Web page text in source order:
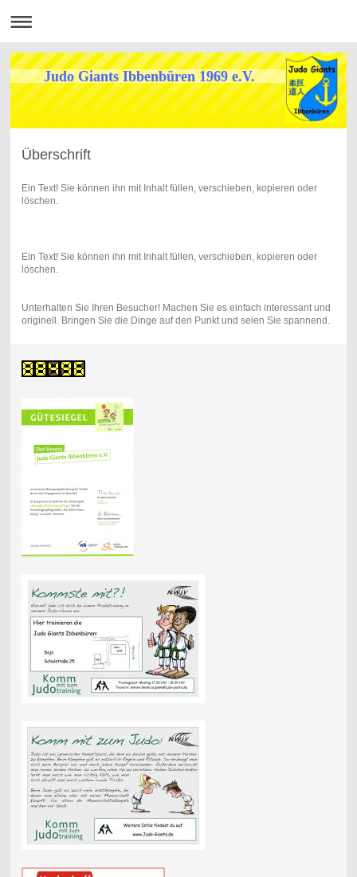
Judo Giants Ibbenbüren 1969 e.V.
Überschrift
Ein Text! Sie können ihn mit Inhalt füllen, verschieben, kopieren oder
löschen.
Ein Text! Sie können ihn mit Inhalt füllen, verschieben, kopieren oder
löschen.
Unterhalten Sie Ihren Besucher! Machen Sie es einfach interessant und
originell. Bringen Sie die Dinge auf den Punkt und seien Sie spannend.